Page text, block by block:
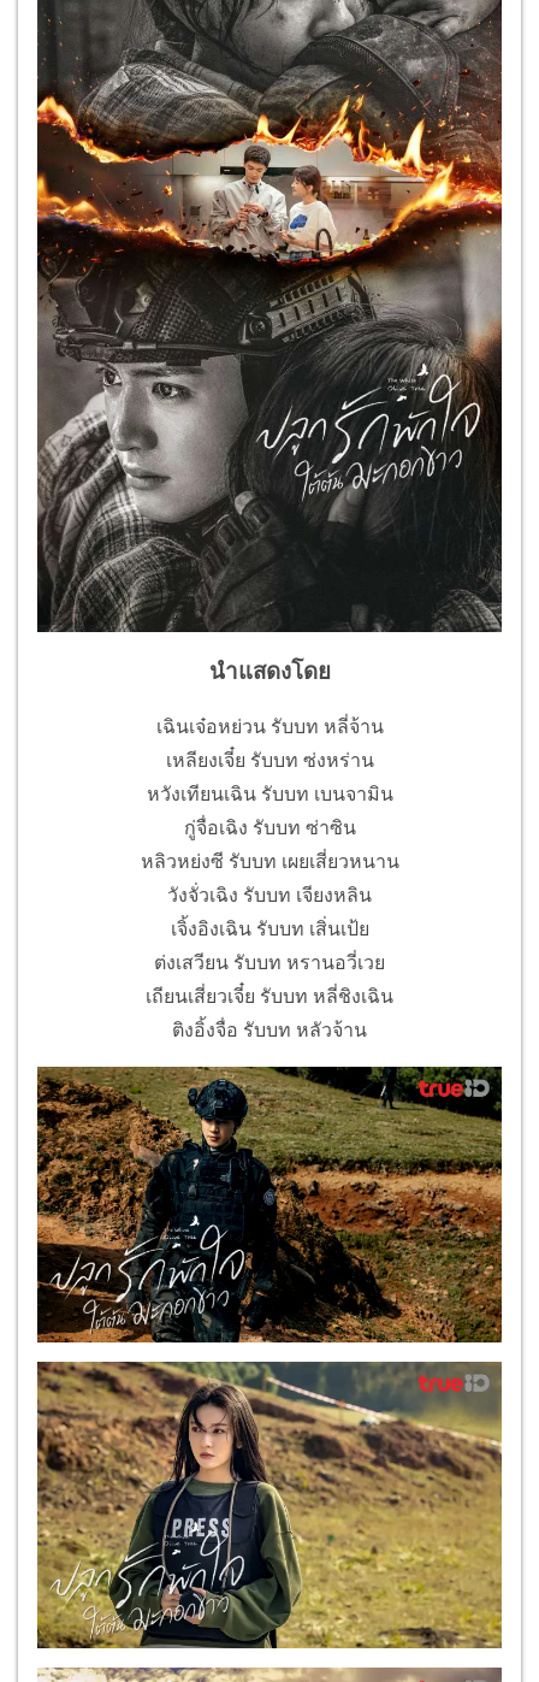
นำแสดงโดย
เฉินเจ๋อหย่วน รับบท หลี่จ้าน
เหลียงเจี๋ย รับบท ซ่งหร่าน
หวังเทียนเฉิน รับบท เบนจามิน
กู่จื่อเฉิง รับบท ซ่าซิน
หลิวหย่งซี รับบท เผยเสี่ยวหนาน
วังจั่วเฉิง รับบท เจียงหลิน
เจิ้งอิงเฉิน รับบท เสิ่นเป้ย
ต่งเสวียน รับบท หรานอวี่เวย
เถียนเสี่ยวเจี๋ย รับบท หลี่ชิงเฉิน
ติงอิ้งจื่อ รับบท หลัวจ้าน